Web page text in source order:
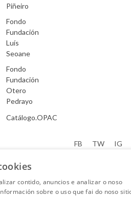
Piñeiro
Fondo
Fundación
Luís
Seoane
Fondo
Fundación
Otero
Pedrayo
Catálogo.OPAC
FB TW IG
contido, anuncios e analizar o noso
sobre o uso que fai do noso